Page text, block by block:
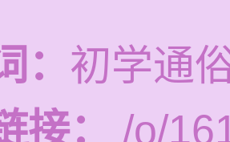
： 初学通
接：
/o/